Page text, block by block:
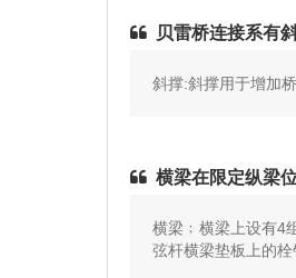
贝雷桥连接系有
斜撑:斜撑用于增加
横梁在限定纵梁
横梁﹔横梁上设有4
弦杆横梁垫板上的栓